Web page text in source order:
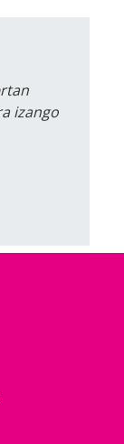
izango